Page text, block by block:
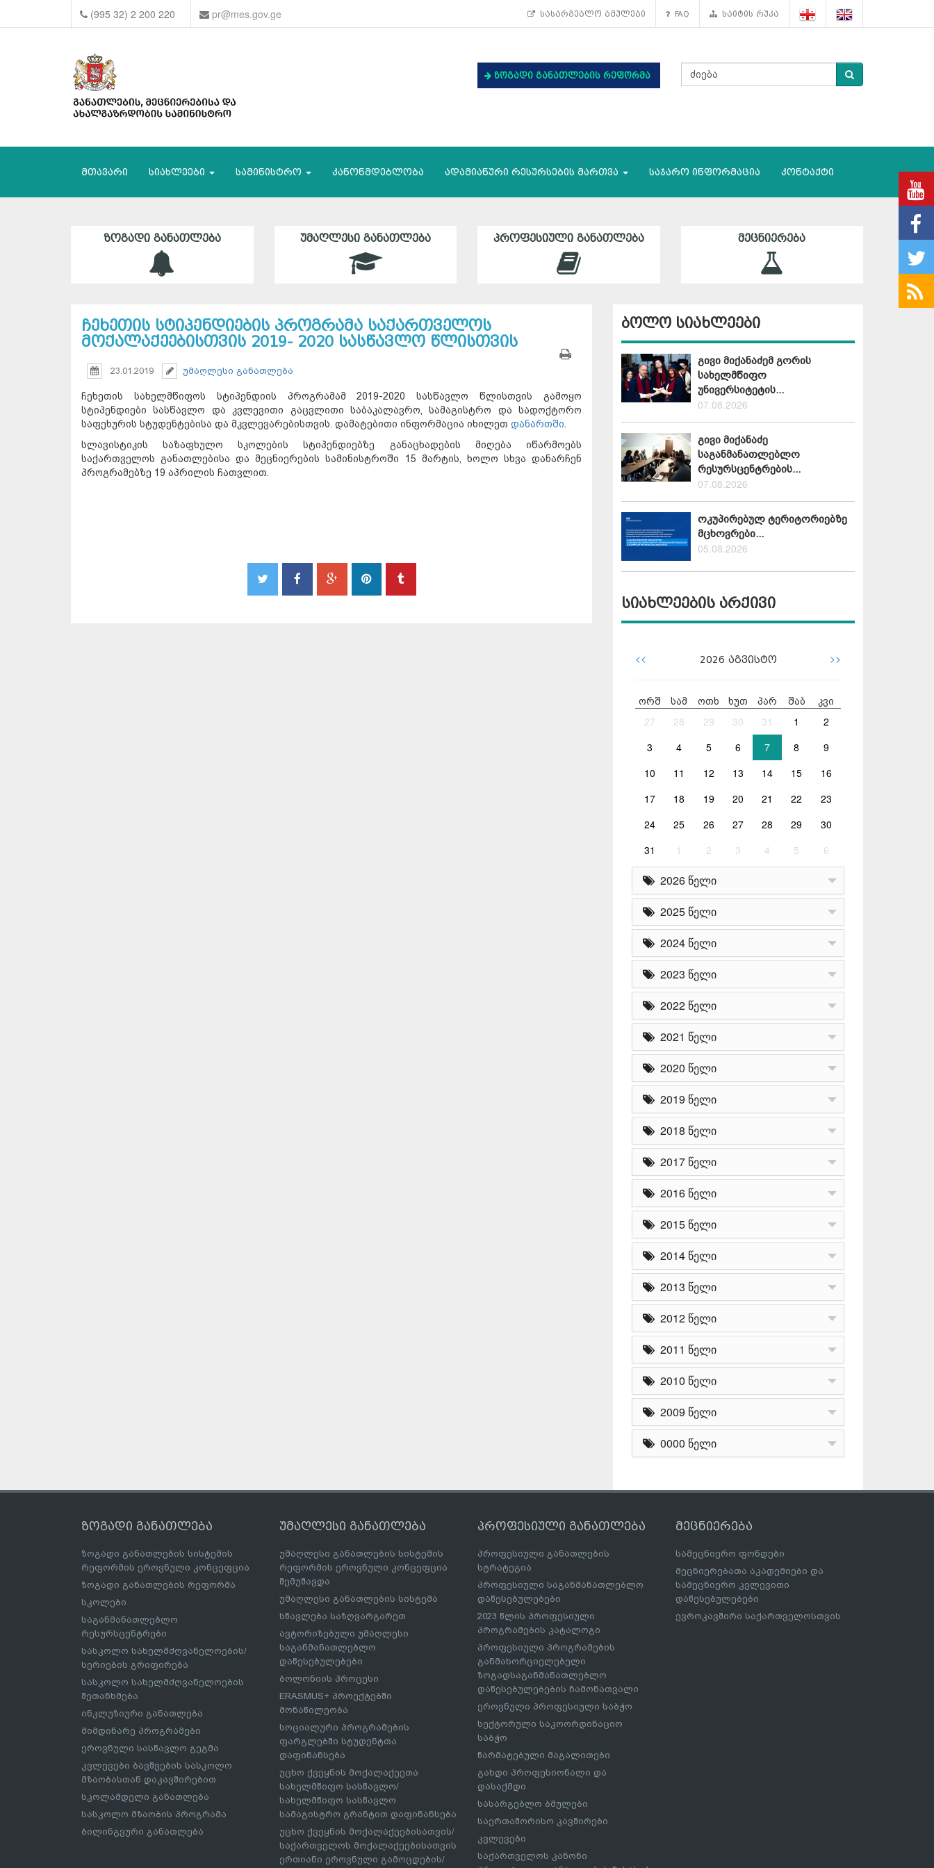
(995 32) 2 200 220 pr@mes.gov.ge სასარგებლო ბმულები FAQ საიტის რუკა
ზოგადი განათლების რეფორმა
მთავარი სიახლეები სამინისტრო კანონმდებლობა ადამიანური რესურსების მართვა საჯარო ინფორმაცია კონტაქტი
ᲖᲝᲒᲐᲓᲘ ᲒᲐᲜᲐᲗᲚᲔᲑᲐ ᲣᲛᲐᲦᲚᲔᲡᲘ ᲒᲐᲜᲐᲗᲚᲔᲑᲐ ᲞᲠᲝᲤᲔᲡᲘᲣᲚᲘ ᲒᲐᲜᲐᲗᲚᲔᲑᲐ ᲛᲔᲪᲜᲘᲔᲠᲔᲑᲐ
ჩეხეთის სტიპენდიების პროგრამა საქართველოს
მოქალაქეებისთვის 2019- 2020 სასწავლო წლისთვის
23.01.2019 უმაღლესი განათლება
ჩეხეთის სახელმწიფოს სტიპენდიის პროგრამამ 2019-2020 სასწავლო წლისთვის გამოყო
სტიპენდიები სასწავლო და კვლევითი გაცვლითი საბაკალავრო, სამაგისტრო და სადოქტორო
საფეხურის სტუდენტებისა და მკვლევარებისთვის. დამატებითი ინფორმაცია იხილეთ დანართში.
სლავისტიკის საზაფხულო სკოლების სტიპენდიებზე განაცხადების მიღება იწარმოებს
საქართველოს განათლებისა და მეცნიერების სამინისტროში 15 მარტის, ხოლო სხვა დანარჩენ
პროგრამებზე 19 აპრილის ჩათვლით.
ბოლო სიახლეები
გივი მიქანაძემ გორის
სახელმწიფო
უნივერსიტეტის...
07.08.2026
გივი მიქანაძე
საგანმანათლებლო
რესურსცენტრების...
07.08.2026
ოკუპირებულ ტერიტორიებზე
მცხოვრები...
05.08.2026
სიახლეების არქივი
<< 2026 აგვისტო >>
ორშ სამ ოთხ ხუთ პარ შაბ კვი
27 28 29 30 31 1
2
3
4 5 6 7 8
9
10
11 12 13 14 15
16
17
18 19 20 21 22
23
24
25 26 27 28 29
30
31
1 2 3 4 5 6
2026 წელი
2025 წელი
2024 წელი
2023 წელი
2022 წელი
2021 წელი
2020 წელი
2019 წელი
2018 წელი
2017 წელი
2016 წელი
2015 წელი
2014 წელი
2013 წელი
2012 წელი
2011 წელი
2010 წელი
2009 წელი
0000 წელი
ზოგადი განათლება
ზოგადი განათლების სისტემის
რეფორმის ეროვნული კონცეფცია
ზოგადი განათლების რეფორმა
სკოლები
საგანმანათლებლო
რესურსცენტრები
სასკოლო სახელმძღვანელოების/
სერიების გრიფირება
სასკოლო სახელმძღვანელოების
შეთანხმება
ინკლუზიური განათლება
მიმდინარე პროგრამები
ეროვნული სასწავლო გეგმა
კვლევები ბავშვების სასკოლო
მზაობასთან დაკავშირებით
სკოლამდელი განათლება
სასკოლო მზაობის პროგრამა
ბილინგვური განათლება
უმაღლესი განათლება
უმაღლესი განათლების სისტემის
რეფორმის ეროვნული კონცეფცია
შემუშავდა
უმაღლესი განათლების სისტემა
სწავლება საზღვარგარეთ
ავტორიზებული უმაღლესი
საგანმანათლებლო
დაწესებულებები
ბოლონიის პროცესი
ERASMUS+ პროექტებში
მონაწილეობა
სოციალური პროგრამების
ფარგლებში სტუდენტთა
დაფინანსება
უცხო ქვეყნის მოქალაქეეთა
სახელმწიფო სასწავლო/
სახელმწიფო სასწავლო
სამაგისტრო გრანტით დაფინანსება
უცხო ქვეყნის მოქალაქეებისათვის/
საქართველოს მოქალაქეებისათვის
ერთიანი ეროვნული გამოცდების/
პროფესიული განათლება
პროფესიული განათლების
სტრატეგია
პროფესიული საგანმანათლებლო
დაწესებულებები
2023 წლის პროფესიული
პროგრამების კატალოგი
პროფესიული პროგრამების
განმახორციელებელი
ზოგადსაგანმანათლებლო
დაწესებულებების ჩამონათვალი
ეროვნული პროფესიული საბჭო
სექტორული საკოორდინაციო
საბჭო
წარმატებული მაგალითები
გახდი პროფესიონალი და
დასაქმდი
სასარგებლო ბმულები
საერთაშორისო კავშირები
კვლევები
საქართველოს კანონი
მეცნიერება
სამეცნიერო ფონდები
მეცნიერებათა აკადემიები და
სამეცნიერო კვლევითი
დაწესებულებები
ევროკავშირი საქართველოსთვის